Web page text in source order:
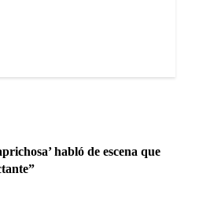
habló de escena que